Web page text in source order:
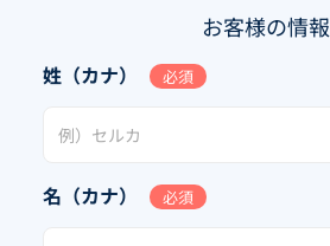
お客様の情報
姓（カナ） 必須
名（カナ） 必須